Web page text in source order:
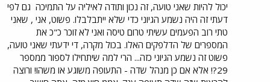
יכול להיות שאני טועה, זה נכון ותודה לאיליה על התמיכה גם לפי
דעתי זה היה נשמע הגיוני כדי שלא ייתבלבלו. פשוט, אני , שאני
טתי רוב הפעמים עשיתי טרום טיסה ואני לא זוכר כ"כ את
המספרים של הדלפקים האלו. בכול מקרה, די ידעתי שאני טועה,
פשוט זה נשמע הגיוני כזה... הרי למה שיתחילו לספור ממספר
29?! אלא אם כן מנהל שדה - התעופה משוגע או משהו! ורוצה